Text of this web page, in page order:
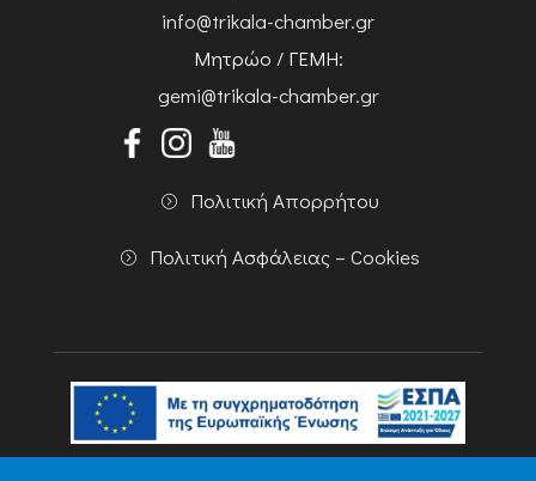
info@trikala-chamber.gr
Μητρώο / ΓΕΜΗ:
gemi@trikala-chamber.gr
Πολιτική Απορρήτου
Πολιτική Ασφάλειας – Cookies